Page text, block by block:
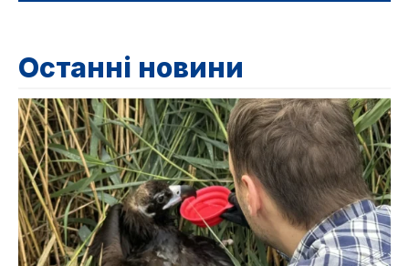
Останні новини